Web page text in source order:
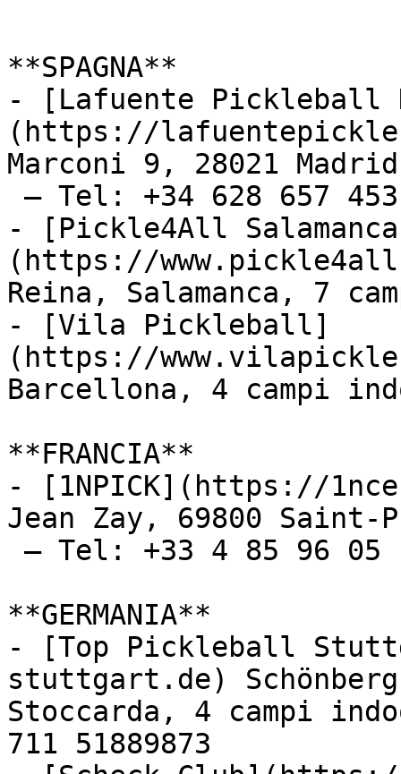
**SPAGNA**
- [Lafuente Pickleball
(https://
Marconi 9, 28021
– Tel: +34 628 657 453
- [Pickle4All
(https://
Reina, Salamanca, 7
- [Vila Pickleball]
(https://
Barcellona, 4 campi
**FRANCIA**
- [1NPICK](https://
Jean Zay, 69800
– Tel: +33 4 85 96 05
**GERMANIA**
- [Top Pickleball
stuttgart.de)
Stoccarda, 4 campi
711 51889873